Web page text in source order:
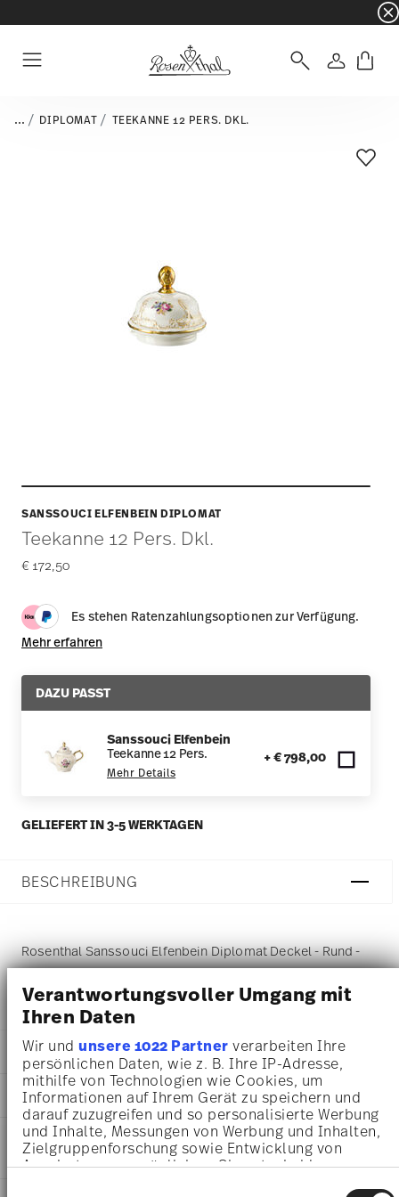
Verantwortungsvoller Umgang mit
Ihren Daten
Wir undunsere 1022 Partner verarbeiten Ihre
persönlichen Daten, wie z. B. Ihre IP-Adresse,
mithilfe von Technologien wie Cookies, um
Informationen auf Ihrem Gerät zu speichern und
darauf zuzugreifen und so personalisierte Werbung
und Inhalte, Messungen von Werbung und Inhalten,
Zielgruppenforschung sowie Entwicklung von
Angeboten zu ermöglichen. Sie entscheiden
☀️ Summer SALE auf ausgewählte Artikel
... DIPLOMAT TEEKANNE 12 PERS. DKL.
SANSSOUCI ELFENBEIN DIPLOMAT
Teekanne 12 Pers. Dkl.
€ 172,50
Es stehen Ratenzahlungsoptionen zur Verfügung.
Mehr erfahren
DAZU PASST
Sanssouci Elfenbein
Teekanne 12 Pers.
Mehr Details
+ € 798,00
GELIEFERT IN 3-5 WERKTAGEN
Add
BESCHREIBUNG
Rosenthal Sanssouci Elfenbein Diplomat Deckel - Rund -
DETAILS
Rosenthal
Sanssouci Elfenbein
Diplomat
Porzellan
Diplomat
MAßE
8,80 cm
8,80 cm
8,80 cm
PFLEGE- UND
SICHERHEITSINFORMATIONEN